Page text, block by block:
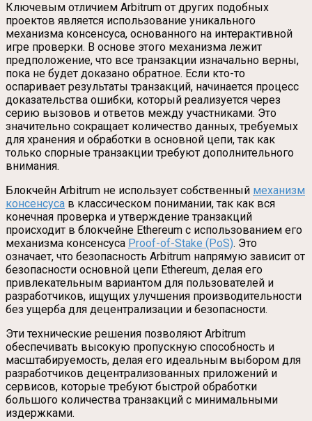
Ключевым отличием Arbitrum от других подобных
проектов является использование уникального
механизма консенсуса, основанного на интерактивной
игре проверки. В основе этого механизма лежит
предположение, что все транзакции изначально верны,
пока не будет доказано обратное. Если кто-то
оспаривает результаты транзакций, начинается процесс
доказательства ошибки, который реализуется через
серию вызовов и ответов между участниками. Это
значительно сокращает количество данных, требуемых
для хранения и обработки в основной цепи, так как
только спорные транзакции требуют дополнительного
внимания.
Блокчейн Arbitrum не использует собственный механизм
консенсуса в классическом понимании, так как вся
конечная проверка и утверждение транзакций
происходит в блокчейне Ethereum с использованием его
механизма консенсуса Proof-of-Stake (PoS). Это
означает, что безопасность Arbitrum напрямую зависит от
безопасности основной цепи Ethereum, делая его
привлекательным вариантом для пользователей и
разработчиков, ищущих улучшения производительности
без ущерба для децентрализации и безопасности.
Эти технические решения позволяют Arbitrum
обеспечивать высокую пропускную способность и
масштабируемость, делая его идеальным выбором для
разработчиков децентрализованных приложений и
сервисов, которые требуют быстрой обработки
большого количества транзакций с минимальными
издержками.